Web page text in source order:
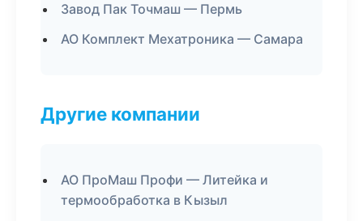
Завод Пак Точмаш — Пермь
АО Комплект Мехатроника — Самара
Другие компании
АО ПроМаш Профи — Литейка и
термообработка в Кызыл